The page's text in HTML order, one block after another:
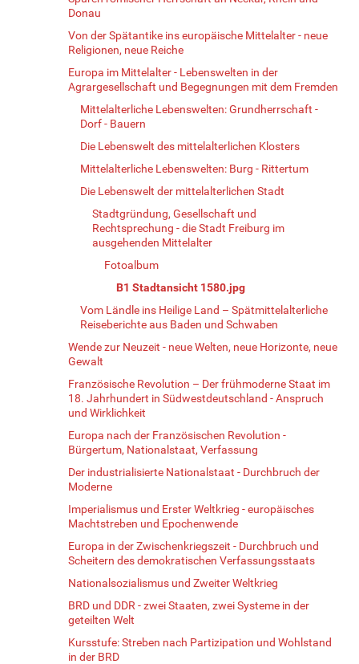
Donau
Von der Spätantike ins europäische Mittelalter - neue
Religionen, neue Reiche
Europa im Mittelalter - Lebenswelten in der
Agrargesellschaft und Begegnungen mit dem Fremden
Mittelalterliche Lebenswelten: Grundherrschaft -
Dorf - Bauern
Die Lebenswelt des mittelalterlichen Klosters
Mittelalterliche Lebenswelten: Burg - Rittertum
Die Lebenswelt der mittelalterlichen Stadt
Stadtgründung, Gesellschaft und
Rechtsprechung - die Stadt Freiburg im
ausgehenden Mittelalter
Fotoalbum
B1 Stadtansicht 1580.jpg
Vom Ländle ins Heilige Land – Spätmittelalterliche
Reiseberichte aus Baden und Schwaben
Wende zur Neuzeit - neue Welten, neue Horizonte, neue
Gewalt
Französische Revolution – Der frühmoderne Staat im
18. Jahrhundert in Südwestdeutschland - Anspruch
und Wirklichkeit
Europa nach der Französischen Revolution -
Bürgertum, Nationalstaat, Verfassung
Der industrialisierte Nationalstaat - Durchbruch der
Moderne
Imperialismus und Erster Weltkrieg - europäisches
Machtstreben und Epochenwende
Europa in der Zwischenkriegszeit - Durchbruch und
Scheitern des demokratischen Verfassungsstaats
Nationalsozialismus und Zweiter Weltkrieg
BRD und DDR - zwei Staaten, zwei Systeme in der
geteilten Welt
Kursstufe: Streben nach Partizipation und Wohlstand
in der BRD